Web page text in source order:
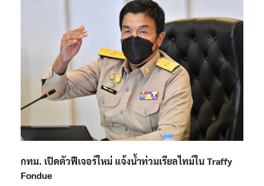
กทม. เปิดตัวฟีเจอร์ใหม่ แจ้งน้ำท่วมเรียลไทม์ใน Traffy
Fondue